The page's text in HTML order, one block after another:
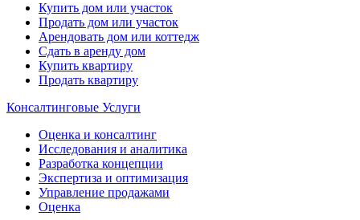
Купить дом или участок
Продать дом или участок
Арендовать дом или коттедж
Сдать в аренду дом
Купить квартиру
Продать квартиру
Консалтинговые Услуги
Оценка и консалтинг
Исследования и аналитика
Разработка концепции
Экспертиза и оптимизация
Управление продажами
Оценка